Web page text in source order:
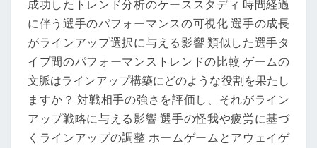
レ
ン
ド、
ゲ
ー
ム
コ
ン
成功したトレンド分析のケーススタディ 時間経過
に伴う選手のパフォーマンスの可視化 選手の成長
がラインアップ選択に与える影響 類似した選手タ
イプ間のパフォーマンストレンドの比較 ゲームの
文脈はラインアップ構築にどのような役割を果たし
ますか？ 対戦相手の強さを評価し、それがライン
アップ戦略に与える影響 選手の怪我や疲労に基づ
くラインアップの調整 ホームゲームとアウェイゲ